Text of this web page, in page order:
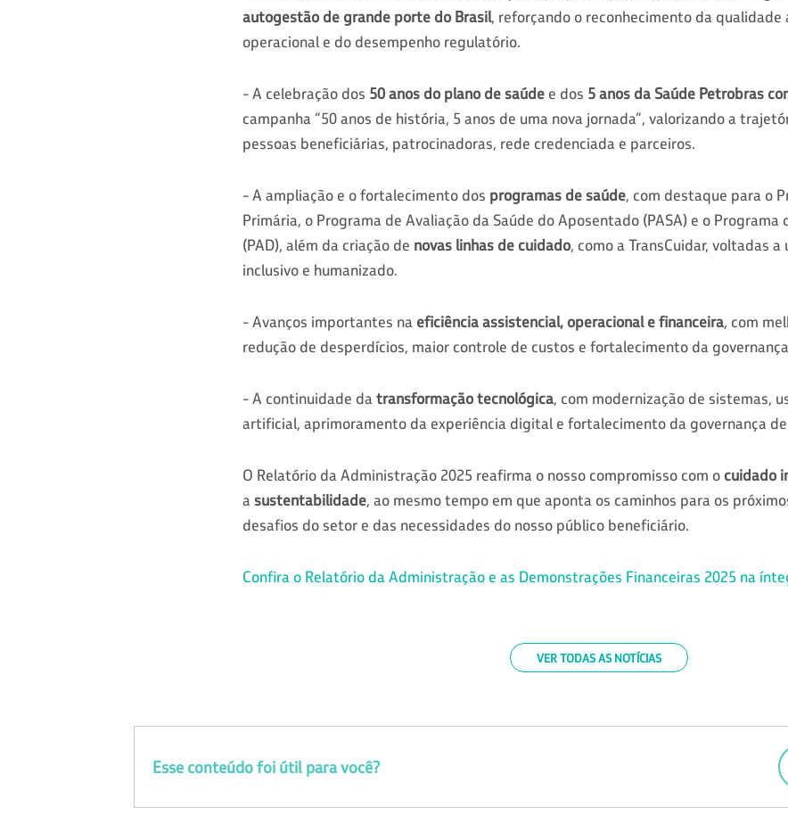
autogestão de grande porte do Brasil, reforçando o reconhecimento da
operacional e do desempenho regulatório.
- A celebração dos 50 anos do plano de saúde e dos 5 anos da Saúde Petrobras
campanha “50 anos de história, 5 anos de uma nova jornada”, valorizando a
pessoas beneficiárias, patrocinadoras, rede credenciada e parceiros.
- A ampliação e o fortalecimento dos programas de saúde, com destaque para o
Primária, o Programa de Avaliação da Saúde do Aposentado (PASA) e o
(PAD), além da criação de novas linhas de cuidado, como a TransCuidar, voltadas
inclusivo e humanizado.
- Avanços importantes na eficiência assistencial, operacional e financeira, com
redução de desperdícios, maior controle de custos e fortalecimento da
- A continuidade datransformação tecnológica, com modernização de sistemas,
artificial, aprimoramento da experiência digital e fortalecimento da governança
O Relatório da Administração 2025 reafirma o nosso compromisso com o cuidado
a sustentabilidade, ao mesmo tempo em que aponta os caminhos para os
desafios do setor e das necessidades do nosso público beneficiário.
Confira o Relatório da Administração e as Demonstrações Financeiras 2025 na
VER TODAS AS NOTÍCIAS
Esse conteúdo foi útil para você?